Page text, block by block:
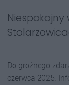
Niespokojny
Do groźnego
czerwca 2025.